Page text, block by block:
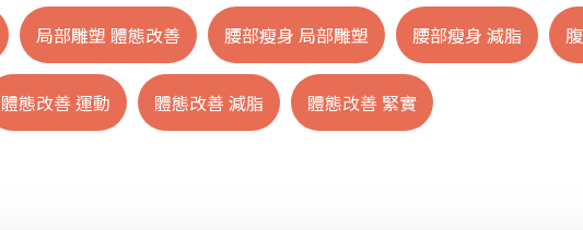
局部雕塑 體態改善 腰部瘦身 局部雕塑 腰部瘦身 減脂
體態改善 運動 體態改善 減脂 體態改善 緊實